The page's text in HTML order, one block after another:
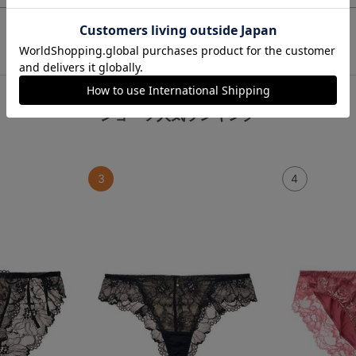
この商品と一緒に見られている商品
ショーツ人気ランキング
3 4